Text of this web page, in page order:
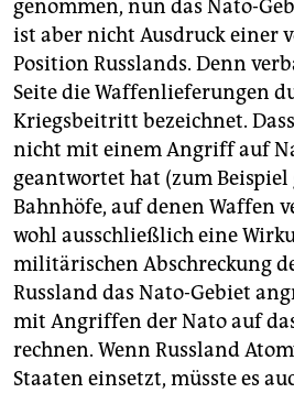
genommen, nun das Nato-
ist aber nicht Ausdruck einer
Position Russlands. Denn
Seite die Waffenlieferungen
Kriegsbeitritt bezeichnet.
nicht mit einem Angriff auf
geantwortet hat (zum Beispiel
Bahnhöfe, auf denen Waffen
wohl ausschließlich eine
militärischen Abschreckung
Russland das Nato-Gebiet
mit Angriffen der Nato auf
rechnen. Wenn Russland
Staaten einsetzt, müsste es